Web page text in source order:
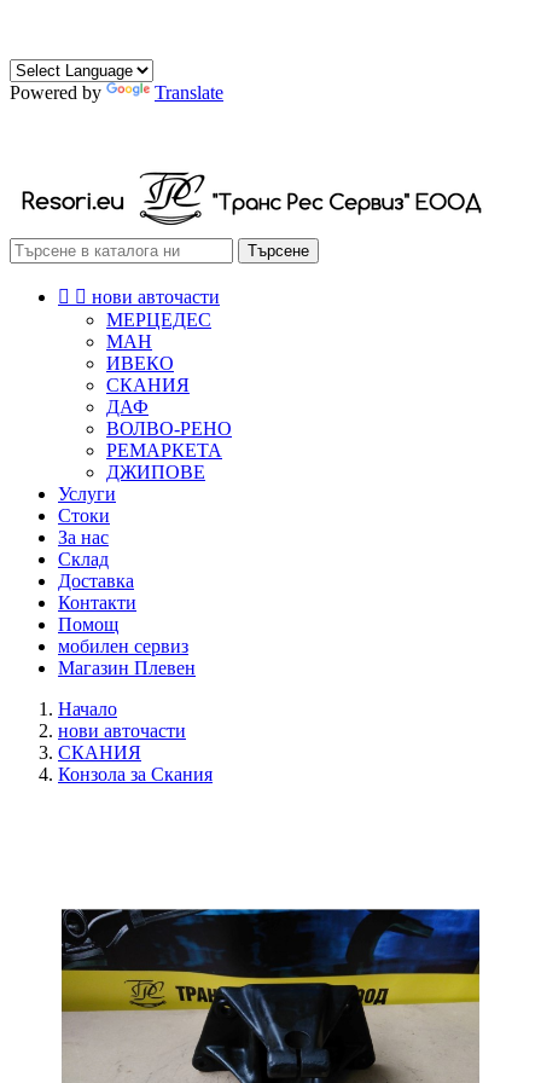
Powered by
Translate
Търсене
  нови авточасти
МЕРЦЕДЕС
МАН
ИВЕКО
СКАНИЯ
ДАФ
ВОЛВО-РЕНО
РЕМАРКЕТА
ДЖИПОВЕ
Услуги
Стоки
За нас
Склад
Доставка
Контакти
Помощ
мобилен сервиз
Магазин Плевен
Начало
нови авточасти
СКАНИЯ
Конзола за Скания